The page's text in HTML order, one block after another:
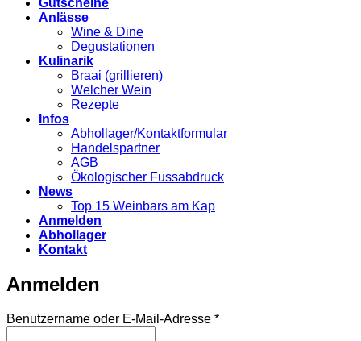
Gutscheine
Anlässe
Wine & Dine
Degustationen
Kulinarik
Braai (grillieren)
Welcher Wein
Rezepte
Infos
Abhollager/Kontaktformular
Handelspartner
AGB
Ökologischer Fussabdruck
News
Top 15 Weinbars am Kap
Anmelden
Abhollager
Kontakt
Anmelden
Benutzername oder E-Mail-Adresse *Erforderlich